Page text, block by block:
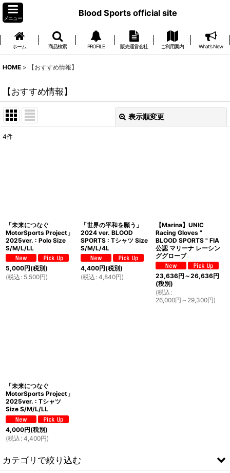
メニュー
Blood Sports official site
ホーム 商品検索 PROFILE 販売運営会社 ご利用案内 What's New
HOME > 【おすすめ情報】
【おすすめ情報】
表示順変更
4件
「未来につなぐ
MotorSports Project」
2025ver. : Polo Size
S/M/L/LL
5,000円(税別)
(税込 : 5,500円)
「世界の平和を願う」
2024 ver. BLOOD
SPORTS : Tシャツ Size
S/M/L/4L
4,400円(税別)
(税込 : 4,840円)
【Marina】UNIC
Racing Gloves ”
BLOOD SPORTS " FIA
公認 マリーナ レーシン
ググローブ
23,636円 ～26,636円
(税別)
(税込 :
26,000円 ～29,300円)
「未来につなぐ
MotorSports Project」
2025ver. : Tシャツ
Size S/M/L/LL
4,000円(税別)
(税込 : 4,400円)
カテゴリで絞り込む